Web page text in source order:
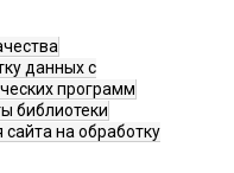
данных с
программ
библиотеки
на обработку